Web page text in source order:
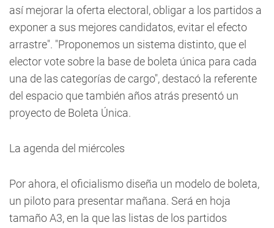
así mejorar la oferta electoral, obligar a los partidos a
exponer a sus mejores candidatos, evitar el efecto
arrastre". "Proponemos un sistema distinto, que el
elector vote sobre la base de boleta única para cada
una de las categorías de cargo", destacó la referente
del espacio que también años atrás presentó un
proyecto de Boleta Única.
La agenda del miércoles
Por ahora, el oficialismo diseña un modelo de boleta,
un piloto para presentar mañana. Será en hoja
tamaño A3, en la que las listas de los partidos